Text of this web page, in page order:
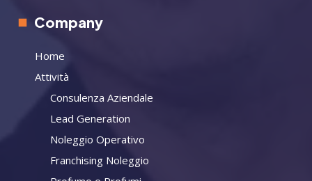
Company
Home
Attività
Consulenza Aziendale
Lead Generation
Noleggio Operativo
Franchising Noleggio